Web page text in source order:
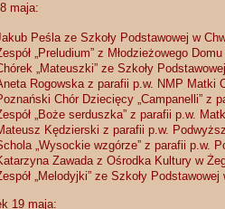
maja:
Peśla ze Szkoły Podstawowej w
„Preludium” z Młodzieżowego
„Mateuszki” ze Szkoły
Rogowska z parafii p.w. NMP Matki
Chór Dziecięcy „Campanelli” z
„Boże serduszka” z parafii p.w.
Kędzierski z parafii p.w.
„Wysockie wzgórze” z parafii p.w.
Zawada z Ośrodka Kultury w
„Melodyjki” ze Szkoły Podstawowej
19 maja: